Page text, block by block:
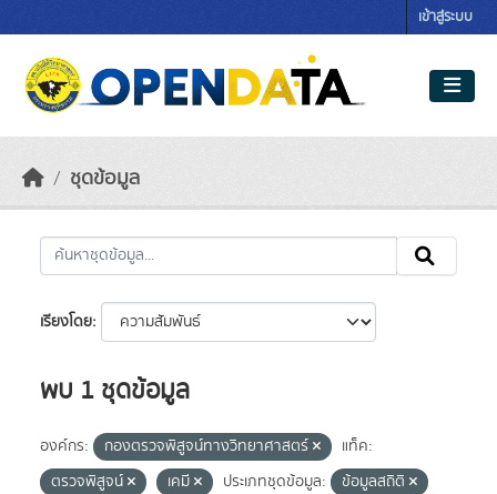
เข้าสู่ระบบ
ชุดข้อมูล
เรียงโดย
พบ 1 ชุดข้อมูล
องค์กร: กองตรวจพิสูจน์ทางวิทยาศาสตร์
แท็ค:
ตรวจพิสูจน์
เคมี ประเภทชุดข้อมูล:
ข้อมูลสถิติ